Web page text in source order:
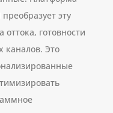
эту
готовности
каналов. Это